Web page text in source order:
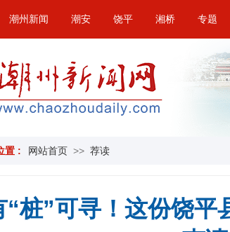
潮州新闻 潮安 饶平 湘桥 专题
置 : 网站首页 >> 荐读
“桩”可寻！这份饶平